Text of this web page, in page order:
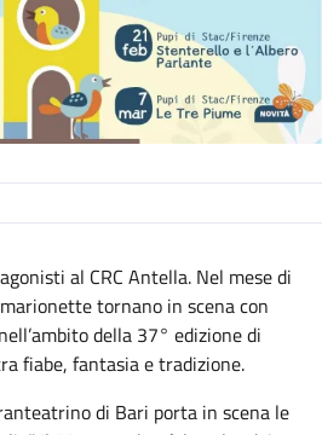
al CRC Antella. Nel mese di
tornano in scena con
della 37° edizione di
fiabe, fantasia e tradizione.
di Bari porta in scena le